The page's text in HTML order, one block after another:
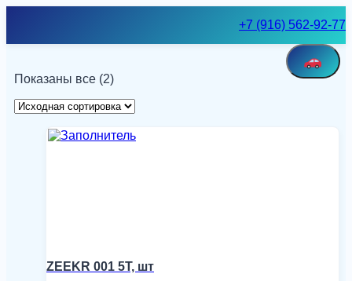
+7 (916) 562-92-77
Показаны все (2)
ZEEKR 001 5T, шт